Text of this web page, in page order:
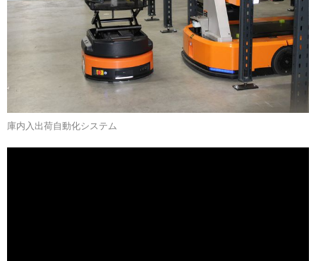
庫内入出荷自動化システム